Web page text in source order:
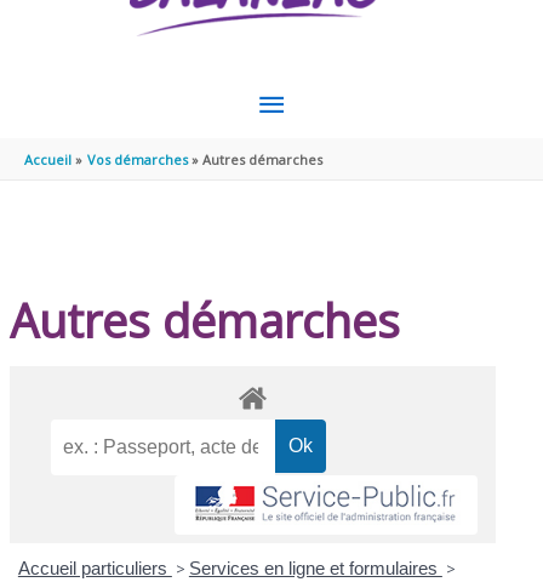
MENU
PRINCIPAL
Accueil Vos démarches Autres démarches
Autres démarches
Accueil particuliers > Services en ligne et formulaires >